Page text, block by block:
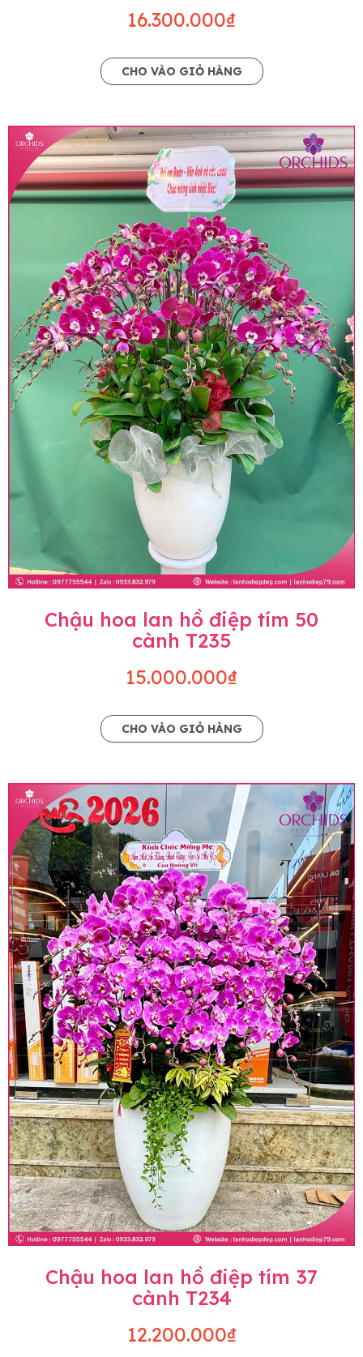
16.300.000₫
CHO VÀO GIỎ HÀNG
Chậu hoa lan hồ điệp tím 50
cành T235
15.000.000₫
CHO VÀO GIỎ HÀNG
Chậu hoa lan hồ điệp tím 37
cành T234
12.200.000₫